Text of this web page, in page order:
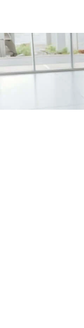
/fragments/plp-details